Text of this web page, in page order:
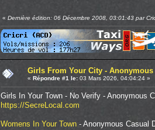
« Dernière édition: 06 Décembre 2008, 03:01:43 par
Girls From Your City -
« Répondre #1 le: 03 Mars 2026, 04:04:24 »
Girls In Your Town - No Verify - Anonymous
https://SecreLocal.com
Womens In Your Town - Anonymous Casual